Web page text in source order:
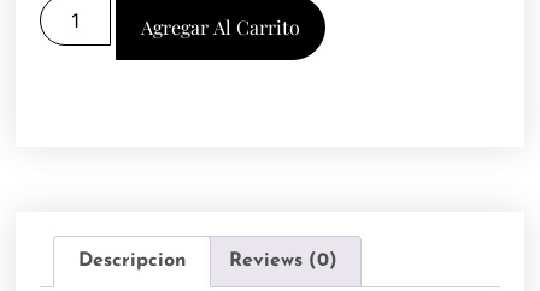
Agregar Al Carrito
Descripcion Reviews (0)